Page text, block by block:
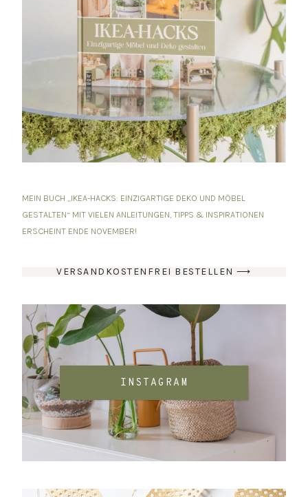
MEIN BUCH „IKEA-HACKS: EINZIGARTIGE DEKO UND MÖBEL
GESTALTEN“ MIT VIELEN ANLEITUNGEN, TIPPS & INSPIRATIONEN
ERSCHEINT ENDE NOVEMBER!
VERSANDKOSTENFREI BESTELLEN ⟶
INSTAGRAM